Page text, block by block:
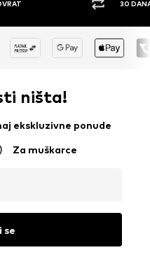
30 DANA PRAVO NA
ništa!
ekskluzivne ponude
Za muškarce
se